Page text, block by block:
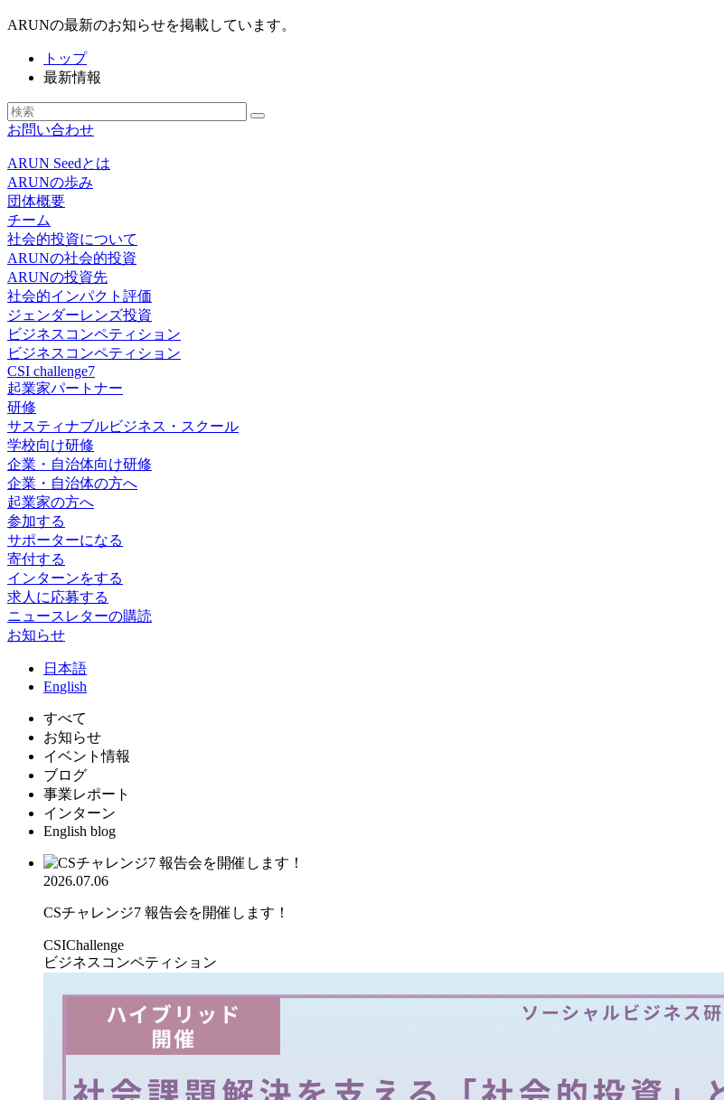
ARUNの最新のお知らせを掲載しています。
トップ
最新情報
お問い合わせ
ARUN Seedとは
ARUNの歩み
団体概要
チーム
社会的投資について
ARUNの社会的投資
ARUNの投資先
社会的インパクト評価
ジェンダーレンズ投資
ビジネスコンペティション
ビジネスコンペティション
CSI challenge7
起業家パートナー
研修
サスティナブルビジネス・スクール
学校向け研修
企業・自治体向け研修
企業・自治体の方へ
起業家の方へ
参加する
サポーターになる
寄付する
インターンをする
求人に応募する
ニュースレターの購読
お知らせ
日 本語
English
すべて
お知らせ
イベント情報
ブログ
事業レポート
インターン
English blog
2026.07.06
CSチャレンジ7 報告会を開催します！
CSIChallenge
ビジネスコンペティション